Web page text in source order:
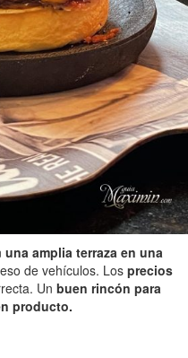
una amplia terraza en una
de vehículos. Losprecios
Un buen rincón para
producto.